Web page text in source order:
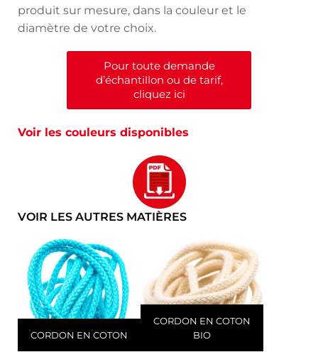
produit sur mesure, dans la couleur et le
diamètre de votre choix.
Pour toute demande
d’échantillon ou de tarif,
cliquez ici
Voir les couleurs disponibles
VOIR LES AUTRES MATIÈRES
CORDON EN COTON
CORDON EN COTON
BIO